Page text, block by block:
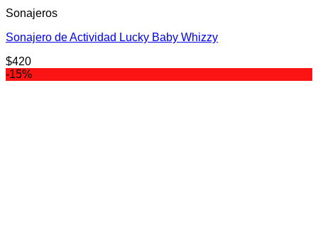
Sonajeros
Sonajero de Actividad Lucky Baby Whizzy
$420
-15%